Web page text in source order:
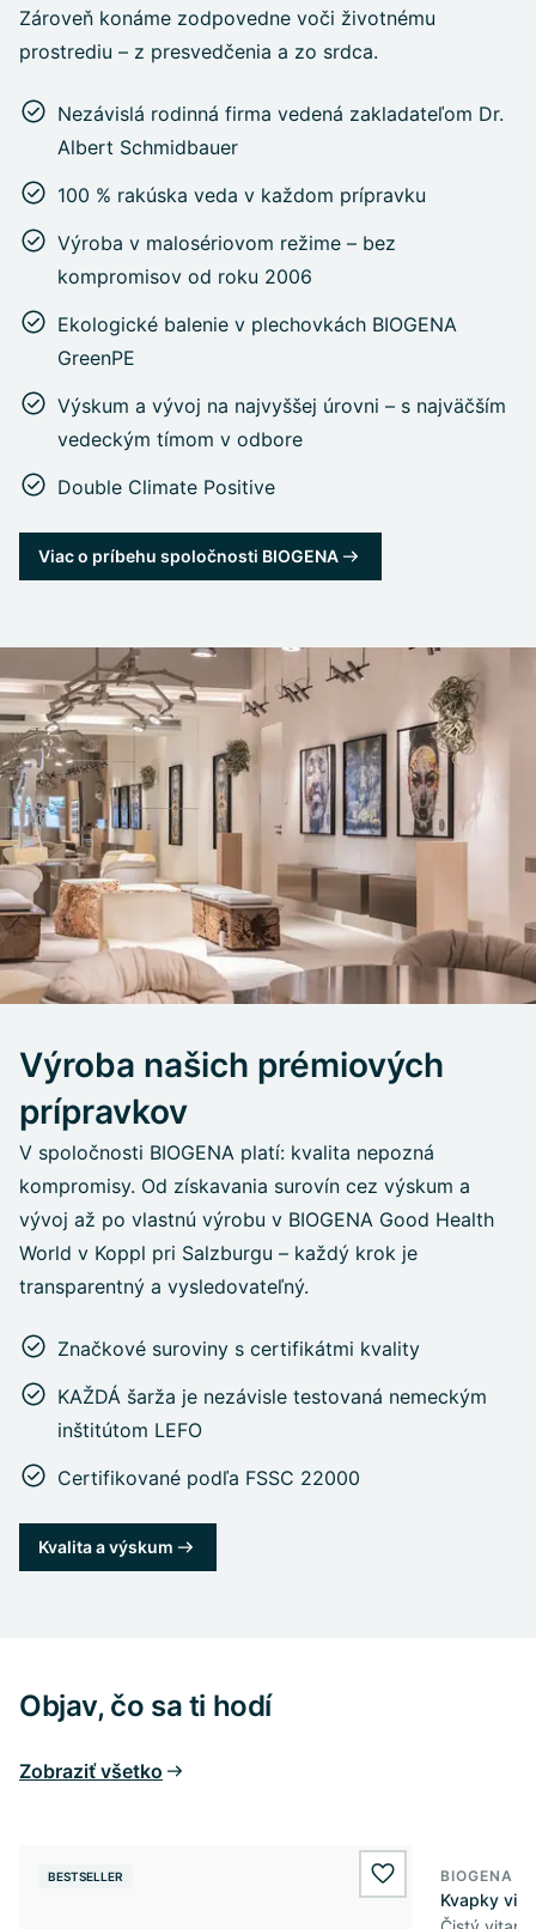
Zároveň konáme zodpovedne voči životnému
prostrediu – z presvedčenia a zo srdca.
Nezávislá rodinná firma vedená zakladateľom Dr.
Albert Schmidbauer
100 % rakúska veda v každom prípravku
Výroba v malosériovom režime – bez
kompromisov od roku 2006
Ekologické balenie v plechovkách BIOGENA
GreenPE
Výskum a vývoj na najvyššej úrovni – s najväčším
vedeckým tímom v odbore
Double Climate Positive
Viac o príbehu spoločnosti BIOGENA
Výroba našich prémiových
prípravkov
V spoločnosti BIOGENA platí: kvalita nepozná
kompromisy. Od získavania surovín cez výskum a
vývoj až po vlastnú výrobu v BIOGENA Good Health
World v Koppl pri Salzburgu – každý krok je
transparentný a vysledovateľný.
Značkové suroviny s certifikátmi kvality
KAŽDÁ šarža je nezávisle testovaná nemeckým
inštitútom LEFO
Certifikované podľa FSSC 22000
Kvalita a výskum
Objav, čo sa ti hodí
Zobraziť všetko
BESTSELLER wishlist.add
BIOGENA
Kvapky